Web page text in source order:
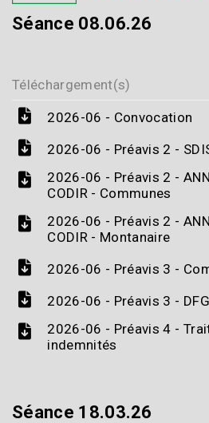
Séance 08.06.26
Téléchargement(s)
2026-06 - Convocation
2026-06 - Préavis 2 -
2026-06 - Préavis 2 -
CODIR - Communes
2026-06 - Préavis 2 -
CODIR - Montanaire
2026-06 - Préavis 3 -
2026-06 - Préavis 3 -
2026-06 - Préavis 4 -
indemnités
Séance 18.03.26